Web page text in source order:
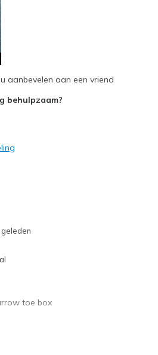
true to size
aanbevelen aan een vriend
behulpzaam?
toe box